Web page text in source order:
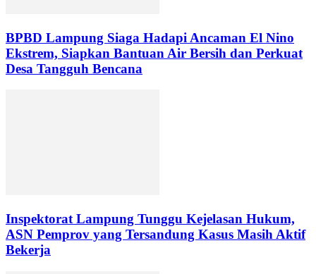
BPBD Lampung Siaga Hadapi Ancaman El Nino
Ekstrem, Siapkan Bantuan Air Bersih dan Perkuat
Desa Tangguh Bencana
Inspektorat Lampung Tunggu Kejelasan Hukum,
ASN Pemprov yang Tersandung Kasus Masih Aktif
Bekerja